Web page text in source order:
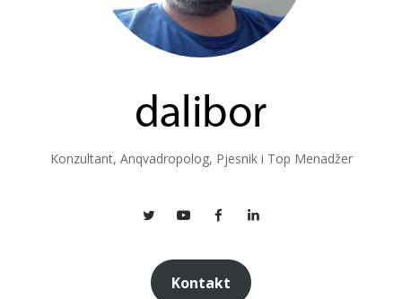
Konzultant, Anqvadropolog, Pjesnik i Top Menadžer
Kontakt